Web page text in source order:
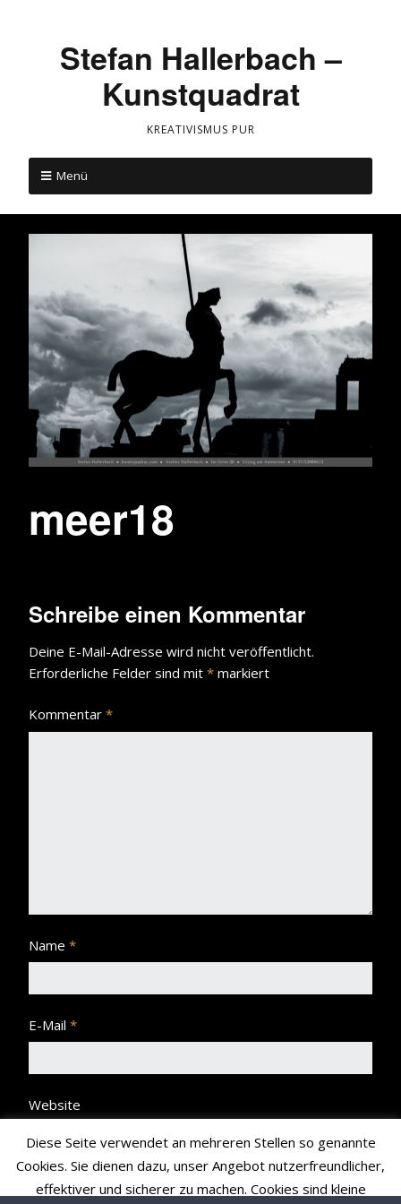
Stefan Hallerbach –
Kunstquadrat
KREATIVISMUS PUR
Menü
meer18
Schreibe einen Kommentar
Deine E-Mail-Adresse wird nicht veröffentlicht.
Erforderliche Felder sind mit * markiert
Kommentar *
Name *
E-Mail *
Website
Diese Seite verwendet an mehreren Stellen so genannte
Cookies. Sie dienen dazu, unser Angebot nutzerfreundlicher,
effektiver und sicherer zu machen. Cookies sind kleine